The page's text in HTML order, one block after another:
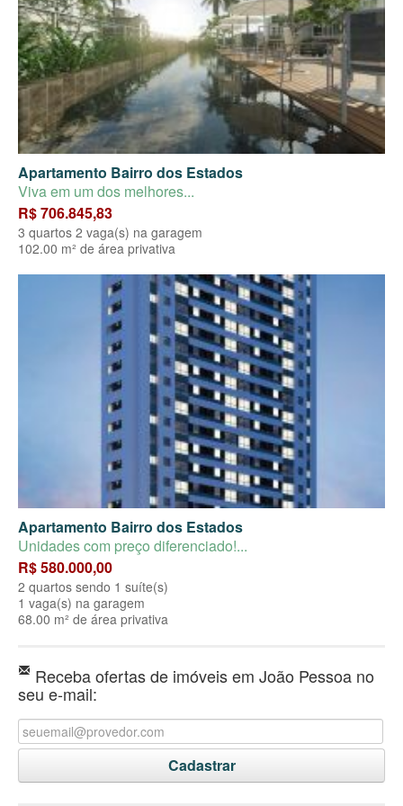
Apartamento Bairro dos Estados
Viva em um dos melhores...
R$ 706.845,83
3 quartos 2 vaga(s) na garagem
102.00 m² de área privativa
Apartamento Bairro dos Estados
Unidades com preço diferenciado!...
R$ 580.000,00
2 quartos sendo 1 suíte(s)
1 vaga(s) na garagem
68.00 m² de área privativa
Receba ofertas de imóveis em João Pessoa no
seu e-mail: